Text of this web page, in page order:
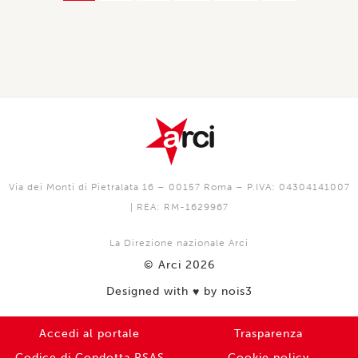
Via dei Monti di Pietralata 16 – 00157 Roma – P.IVA: 04304141007
| REA: RM-1629967
La Direzione nazionale Arci
© Arci 2026
Designed with ♥️ by nois3
Accedi al portale
Trasparenza